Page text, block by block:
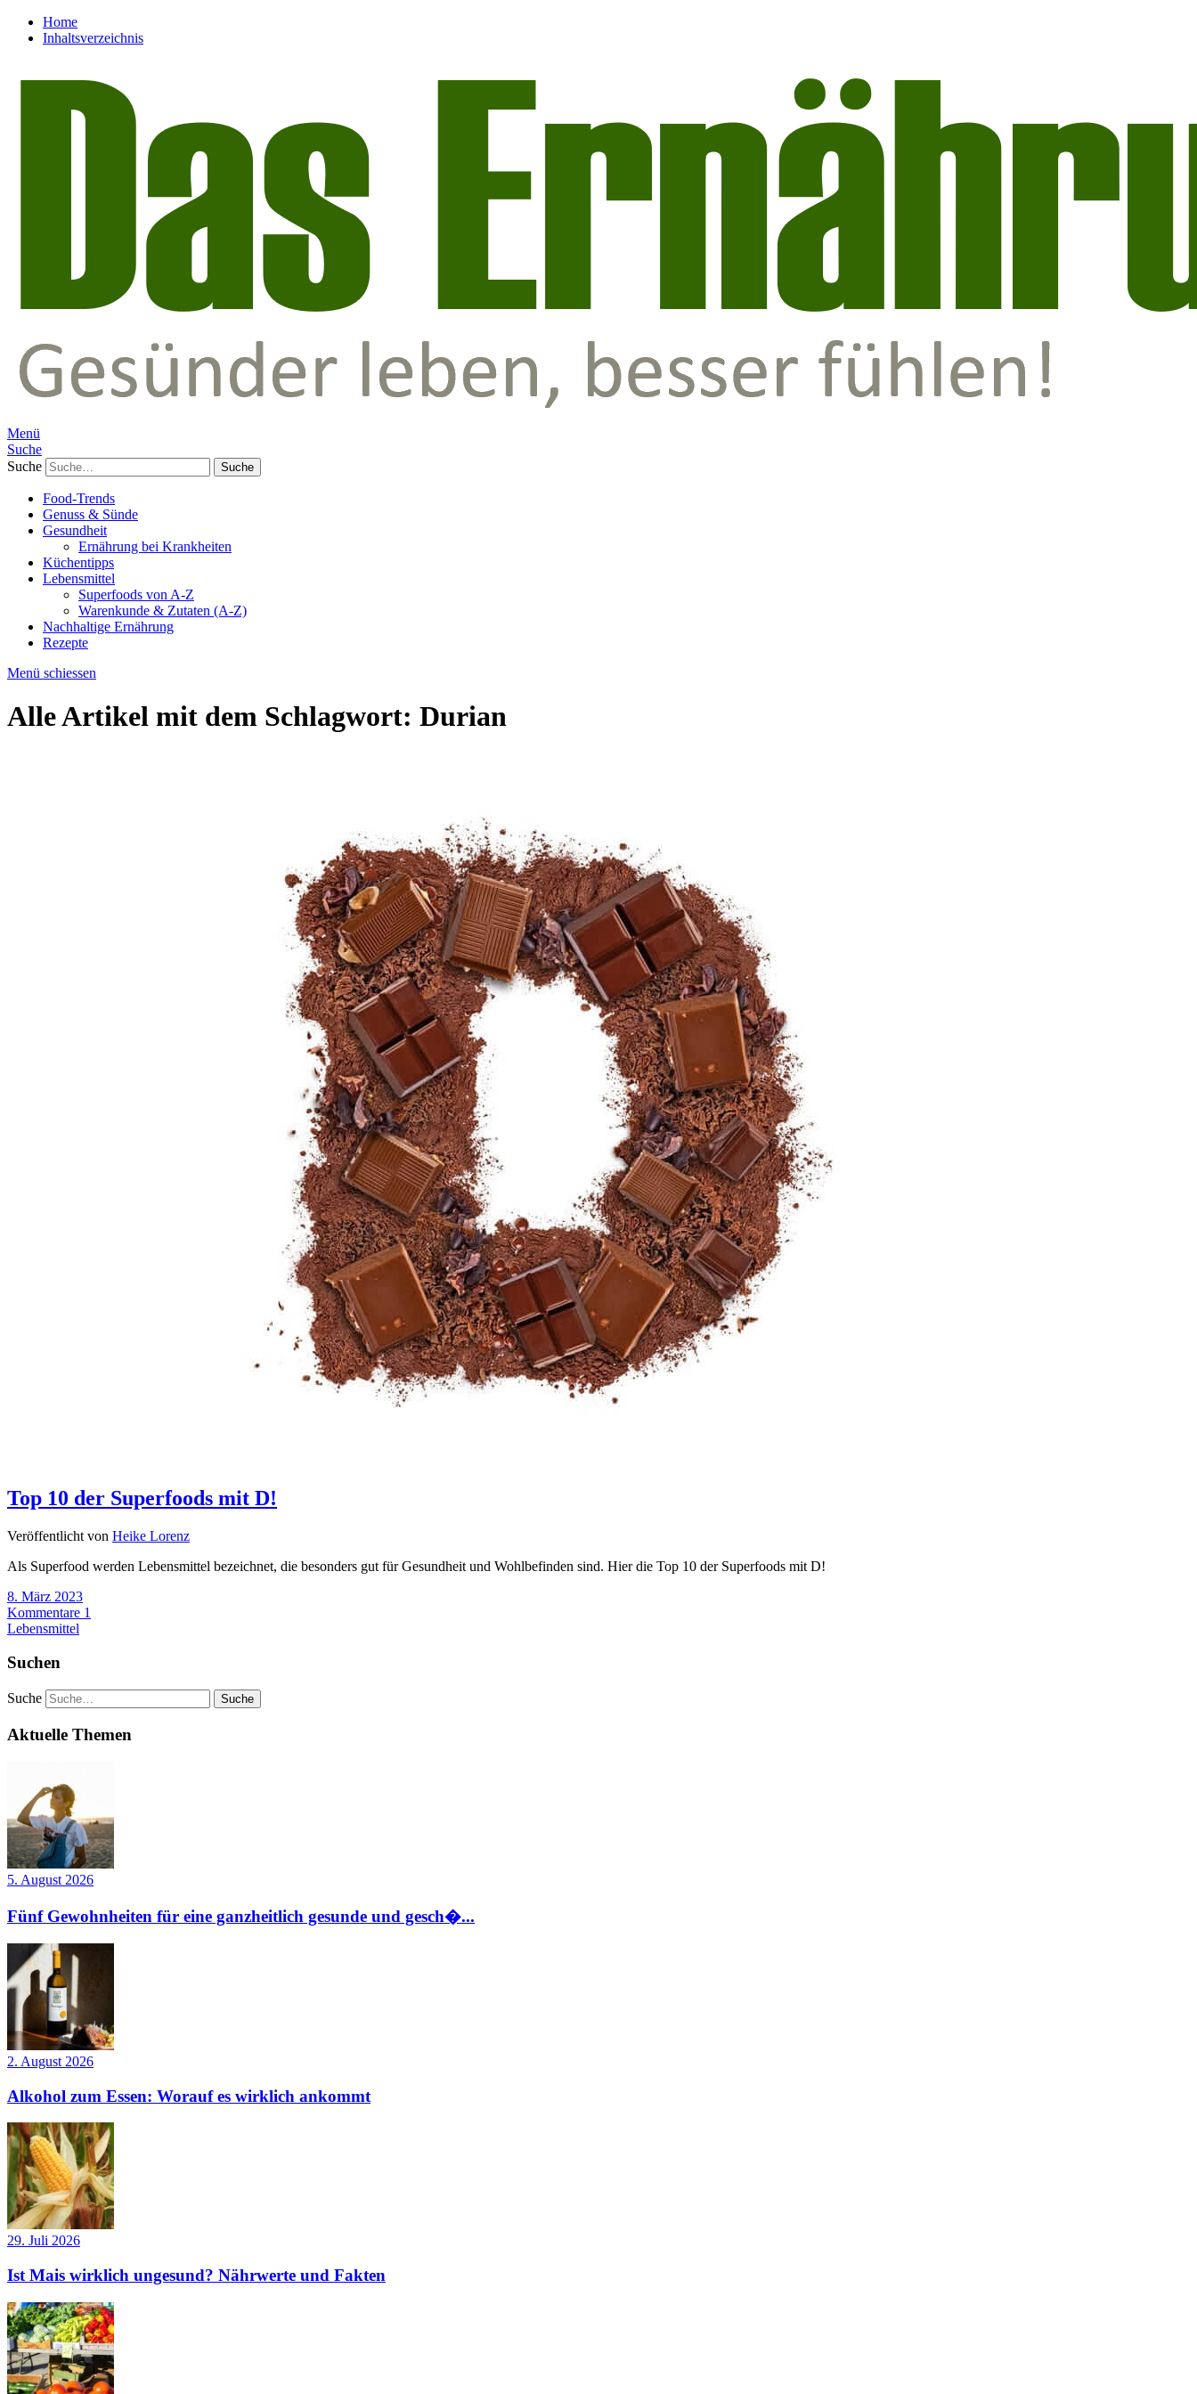
Home
Inhaltsverzeichnis
Menü
Suche
Suche
Food-Trends
Genuss & Sünde
Gesundheit
Ernährung bei Krankheiten
Küchentipps
Lebensmittel
Superfoods von A-Z
Warenkunde & Zutaten (A-Z)
Nachhaltige Ernährung
Rezepte
Menü schiessen
Alle Artikel mit dem Schlagwort: Durian
Top 10 der Superfoods mit D!
Veröffentlicht von Heike Lorenz
Als Superfood werden Lebensmittel bezeichnet, die besonders gut für Gesundheit und Wohlbefinden sind. Hier die Top 10 der Superfoods mit D!
8. März 2023
Kommentare 1
Lebensmittel
Suchen
Suche
Aktuelle Themen
5. August 2026
Fünf Gewohnheiten für eine ganzheitlich gesunde und gesch�...
2. August 2026
Alkohol zum Essen: Worauf es wirklich ankommt
29. Juli 2026
Ist Mais wirklich ungesund? Nährwerte und Fakten